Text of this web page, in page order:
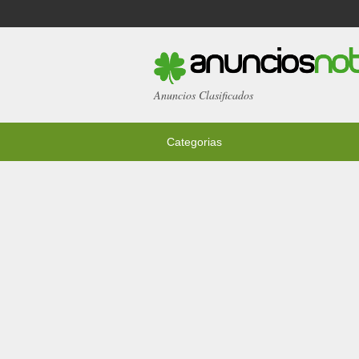
Anuncios Clasificados
Categorias